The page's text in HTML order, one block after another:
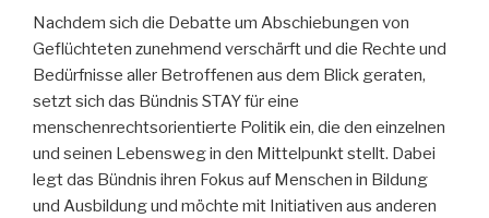
Nachdem sich die Debatte um Abschiebungen von
Geflüchteten zunehmend verschärft und die Rechte und
Bedürfnisse aller Betroffenen aus dem Blick geraten,
setzt sich das Bündnis STAY für eine
menschenrechtsorientierte Politik ein, die den einzelnen
und seinen Lebensweg in den Mittelpunkt stellt. Dabei
legt das Bündnis ihren Fokus auf Menschen in Bildung
und Ausbildung und möchte mit Initiativen aus anderen